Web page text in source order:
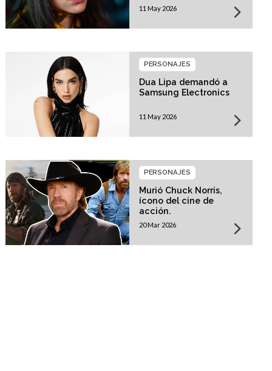
11 May 2026
Dua Lipa demandó a
Samsung Electronics
PERSONAJES
11 May 2026
Murió Chuck Norris,
ícono del cine de
acción.
PERSONAJES
20 Mar 2026